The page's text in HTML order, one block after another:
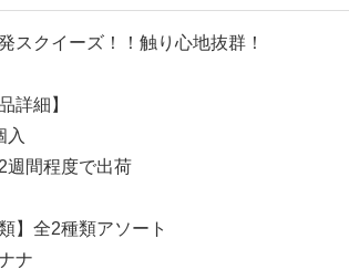
スクイーズ！！触り心地抜群！
詳細】
入
2週間程度で出荷
類】全2種類アソート
ナ